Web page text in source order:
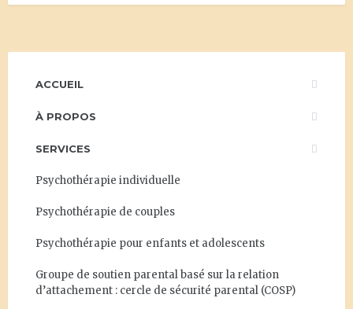
ACCUEIL
À PROPOS
SERVICES
Psychothérapie individuelle
Psychothérapie de couples
Psychothérapie pour enfants et adolescents
Groupe de soutien parental basé sur la relation
d’attachement : cercle de sécurité parental (COSP)